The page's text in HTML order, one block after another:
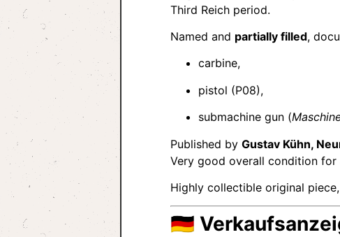
Third Reich period.
Named and partially filled,
carbine,
pistol (P08),
submachine gun (
Published by Gustav Kühn,
Very good overall condition
Highly collectible original
🇩🇪